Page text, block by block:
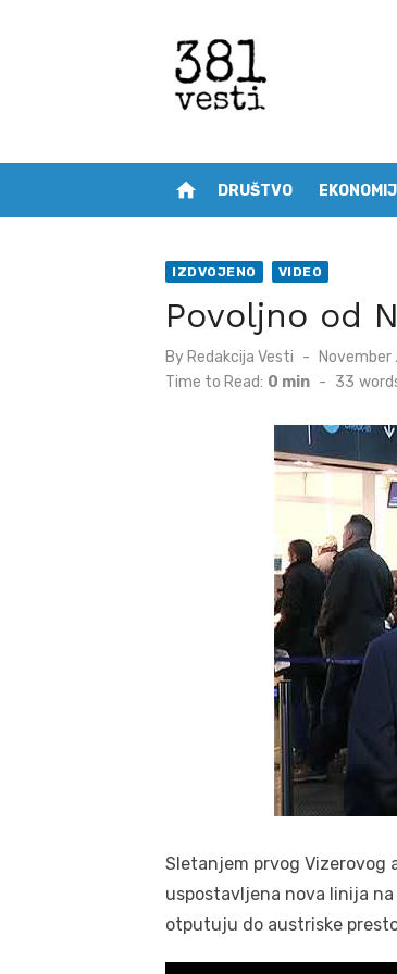
home DRUŠTVO
IZDVOJENO VIDEO
Povoljno od
By Redakcija Vesti
Posted
November
Time to Read: 0 min - 33
Sletanjem prvog Vizerovog
uspostavljena nova linija
otputuju do austriske